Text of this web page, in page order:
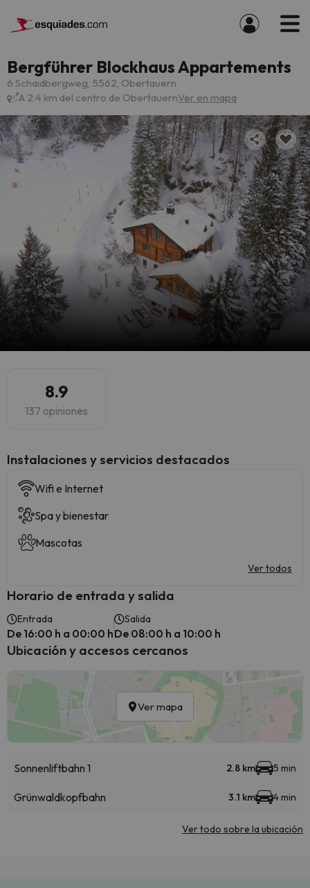
Bergführer Blockhaus Appartements
6 Schaidbergweg, 5562, Obertauern
A 2.4 km del centro de ObertauernVer en mapa
8.9
137 opiniones
Instalaciones y servicios destacados
Wifi e Internet
Spa y bienestar
Mascotas
Ver todos
Horario de entrada y salida
Entrada
De 16:00 h a 00:00 h
Salida
De 08:00 h a 10:00 h
Ubicación y accesos cercanos
Ver mapa
Sonnenliftbahn 1 2.8 km 5 min
Grünwaldkopfbahn 3.1 km 4 min
Ver todo sobre la ubicación